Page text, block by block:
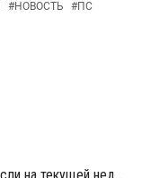
#НОВОСТЬ #ПС